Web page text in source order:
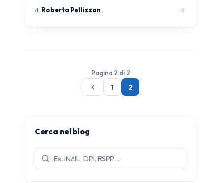
di Roberta Pellizzon
Pagina 2 di 2
1
2
Cerca nel blog
Cerca
articoli: